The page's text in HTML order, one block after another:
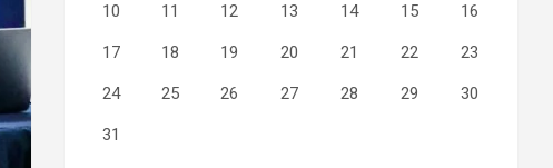
10 11 12 13 14 15 16
17 18 19 20 21 22 23
24 25 26 27 28 29 30
31